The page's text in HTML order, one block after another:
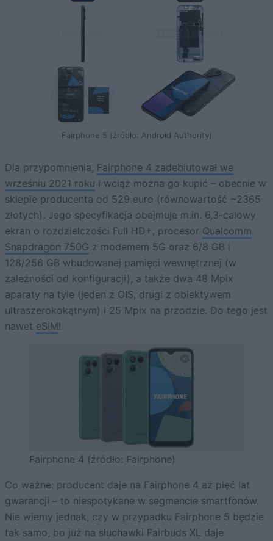
Fairphone 5 (źródło: Android Authority)
Dla przypomnienia, Fairphone 4 zadebiutował we
wrześniu 2021 roku i wciąż można go kupić – obecnie w
sklepie producenta od 529 euro (równowartość ~2365
złotych). Jego specyfikacja obejmuje m.in. 6,3-calowy
ekran o rozdzielczości Full HD+, procesor Qualcomm
Snapdragon 750G z modemem 5G oraz 6/8 GB i
128/256 GB wbudowanej pamięci wewnętrznej (w
zależności od konfiguracji), a także dwa 48 Mpix
aparaty na tyle (jeden z OIS, drugi z obiektywem
ultraszerokokątnym) i 25 Mpix na przodzie. Do tego jest
nawet eSIM!
Fairphone 4 (źródło: Fairphone)
Co ważne: producent daje na Fairphone 4 aż pięć lat
gwarancji – to niespotykane w segmencie smartfonów.
Nie wiemy jednak, czy w przypadku Fairphone 5 będzie
tak samo, bo już na słuchawki Fairbuds XL daje